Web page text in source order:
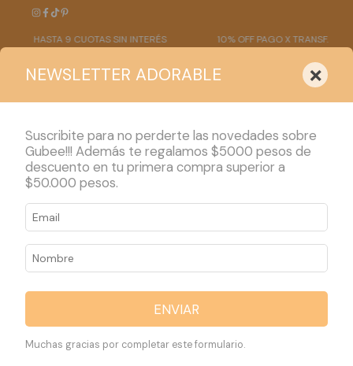
HASTA 9 CUOTAS SIN INTERÉS 10% OFF PAGO X TRANSF.
PRODUCTOS
POLITICA DE
CANCELACION DE
PAGOS
NEWSLETTER ADORABLE ×
Suscribite para no perderte las novedades sobre
Gubee!!! Además te regalamos $5000 pesos de
descuento en tu primera compra superior a
$50.000 pesos.
ENVIAR
Muchas gracias por completar este formulario.